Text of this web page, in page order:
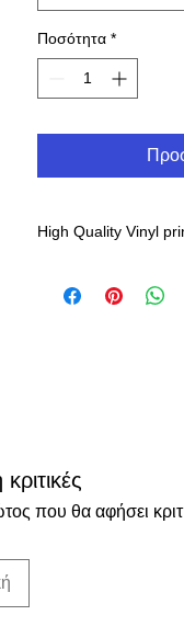
Ποσότητα *
High Quality Vinyl
που θα αφήσει